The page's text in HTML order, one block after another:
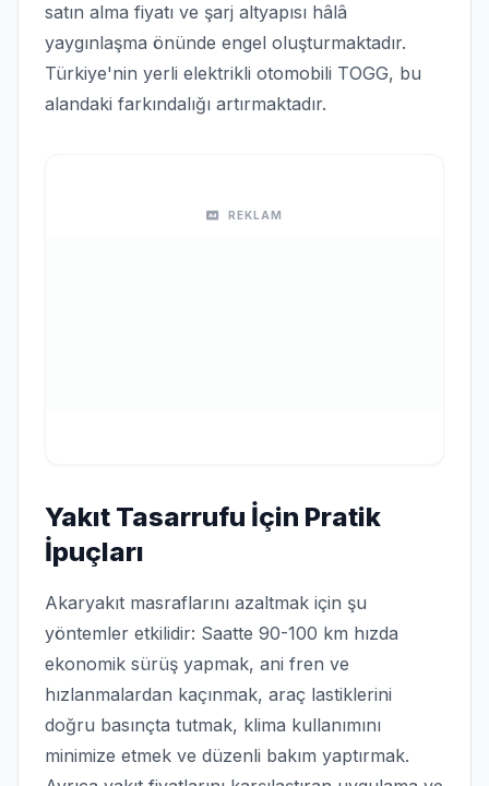
satın alma fiyatı ve şarj altyapısı hâlâ
yaygınlaşma önünde engel oluşturmaktadır.
Türkiye'nin yerli elektrikli otomobili TOGG, bu
alandaki farkındalığı artırmaktadır.
REKLAM
Yakıt Tasarrufu İçin Pratik
İpuçları
Akaryakıt masraflarını azaltmak için şu
yöntemler etkilidir: Saatte 90-100 km hızda
ekonomik sürüş yapmak, ani fren ve
hızlanmalardan kaçınmak, araç lastiklerini
doğru basınçta tutmak, klima kullanımını
minimize etmek ve düzenli bakım yaptırmak.